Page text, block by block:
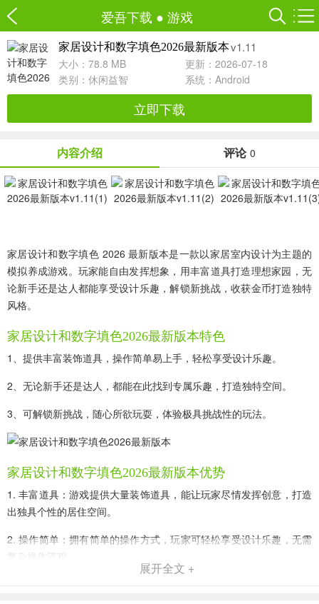
爱吾下载 ● 游戏
家居设计和数字填色2026最新版本v1.11
大小：78.8 MB
更新：2026-07-18
类别： 休闲益智 系统：Android
立即下载
内容介绍 评论 0
家居设计和数字填色 2026 最新版本是一款以家居室内设计为主题的
模拟养成游戏。玩家能自由发挥想象，用丰富道具打造理想家园，无
论新手还是达人都能享受设计乐趣，解锁新挑战，收获金币打造独特
风格。
家居设计和数字填色2026最新版本特色
1、提供丰富装饰道具，操作简单易上手，轻松享受设计乐趣。
2、无论新手还是达人，都能在此找到专属乐趣，打造独特空间。
3、可解锁新挑战，随心所欲玩耍，体验极具挑战性的玩法。
家居设计和数字填色2026最新版本优势
1. 丰富道具：游戏提供大量装饰道具，能让玩家尽情发挥创意，打造
出独具个性的居住空间。
2. 操作简单：拥有简单的操作方式，玩家可轻松享受设计乐趣，无需
复杂操作流程。
展开全文 +